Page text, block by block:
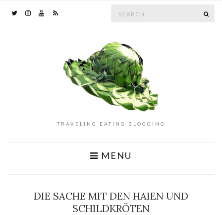
for:
TRAVELING EATING BLOGGING
MENU
DIE SACHE MIT DEN HAIEN UND
SCHILDKRÖTEN